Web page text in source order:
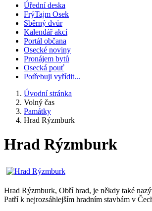
Úřední deska
FrýTajm Osek
Sběrný dvůr
Kalendář akcí
Portál občana
Osecké noviny
Pronájem bytů
Osecká pouť
Potřebuji vyřídit...
Úvodní stránka
Volný čas
Památky
Hrad Rýzmburk
Hrad Rýzmburk
Hrad Rýzmburk, Obří hrad, je někdy také
Patří k nejrozsáhlejším hradním stavbám v